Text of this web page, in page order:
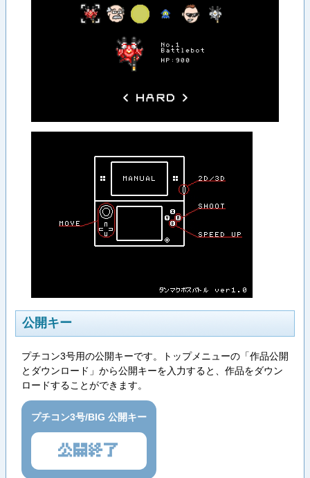
公開キー
プチコン3号用の公開キーです。トップメニューの「作品公開
とダウンロード」から公開キーを入力すると、作品をダウン
ロードすることができます。
プチコン3号/BIG 公開キー
公開終了